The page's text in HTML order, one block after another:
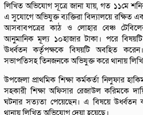
লিখিত অভিযোগ সূত্রে জানা যায়, গত ১১মে
এ সুযোগে অভিযুক্ত ব্যক্তিরা বিদ্যালয়ে রক্ষিত
আসবাবপত্রের কাঠ ও লোহার বেঞ্চ
আনুমানিক মূল্য ১০হাজার টাকা। পরে
ঊর্ধ্বতন কর্তৃপক্ষকে বিষয়টি অবহিত
সভাপতিসহ তিনজনকে অভিযুক্ত করে থানায়
উপজেলা প্রাথমিক শিক্ষা কর্মকর্তা নিলুফার
সহকারী শিক্ষা অফিসার রেজাউল করিমকে
ঘটনার সত্যতা পেয়েছেন। এ বিষয়ে উর্ধ্বতন